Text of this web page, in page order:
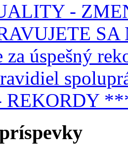
-
SA
za úspešný
REKORDY